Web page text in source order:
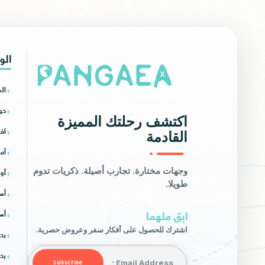
اكتشف رحلتك المميزة
القادمة
وجهات مختارة. تجارب أصيلة. ذكريات تدوم
طويلا.
ابق ملهما
اشترك للحصول على أفكار سفر وعروض حصرية.
Email address
Subscribe